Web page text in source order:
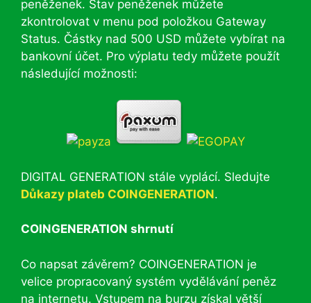
peněženek. Stav peněženek můžete
zkontrolovat v menu pod položkou Gateway
Status. Částky nad 500 USD můžete vybírat na
bankovní účet. Pro výplatu tedy můžete použít
následující možnosti:
DIGITAL GENERATION stále vyplácí. Sledujte
Důkazy plateb COINGENERATION.
COINGENERATION shrnutí
Co napsat závěrem? COINGENERATION je
velice propracovaný systém vydělávání peněz
na internetu. Vstupem na burzu získal větší